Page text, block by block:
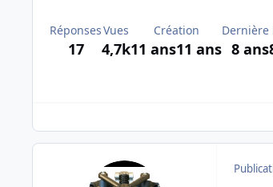
Réponses
17
Vues
4,7k
Création
11 ans11 ans
Dernière
8 ans